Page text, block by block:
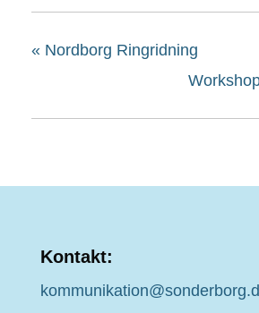
« Nordborg Ringridning
Kontakt: